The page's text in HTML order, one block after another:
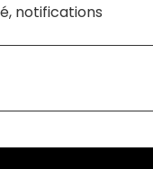
notifications